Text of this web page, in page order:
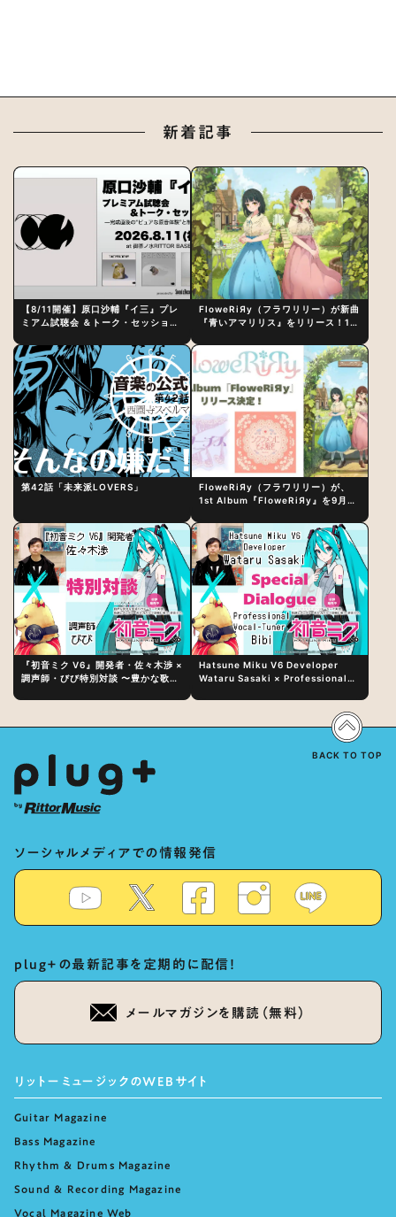
新着記事
【8/11開催】原口沙輔『イ三』プレ
ミアム試聴会 ＆トーク・セッション
制作秘話
FloweRiЯy（フラワリリー）が新曲
『青いアマリリス』をリリース！1st
第42話「未来派LOVERS」
FloweRiЯy（フラワリリー）が、
1st Album『FloweRiЯy』を9月23
『初音ミク V6』開発者・佐々木渉 ×
調声師・びび特別対談 〜豊かな歌声
Hatsune Miku V6 Developer
Wataru Sasaki × Professional
Vocal Expression Lies in “Love
for the singing characters” and
ソーシャルメディアでの情報発信
plug+の最新記事を定期的に配信！
メールマガジンを購読（無料）
リットーミュージックのWEBサイト
Guitar Magazine
Bass Magazine
Rhythm & Drums Magazine
Sound & Recording Magazine
Vocal Magazine Web
BACK TO TOP